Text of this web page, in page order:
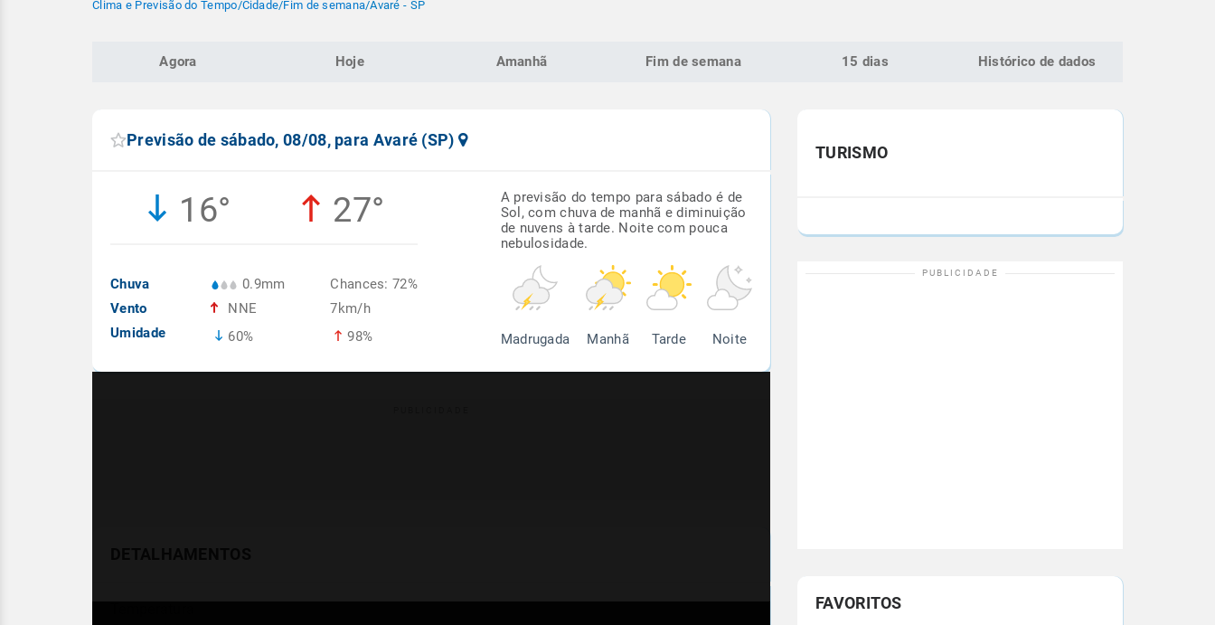
Clima e Previsão do Tempo/Cidade/Fim de semana/Avaré - SP
Agora Hoje Amanhã Fim de semana 15 dias Histórico de dados
Previsão de sábado, 08/08, para Avaré (SP)
16° 27°
Chuva
Vento
Umidade
0.9mm
NNE
60%
Chances: 72%
7km/h
98%
A previsão do tempo para sábado é de
Sol, com chuva de manhã e diminuição
de nuvens à tarde. Noite com pouca
nebulosidade.
Madrugada Manhã Tarde Noite
TURISMO
FAVORITOS